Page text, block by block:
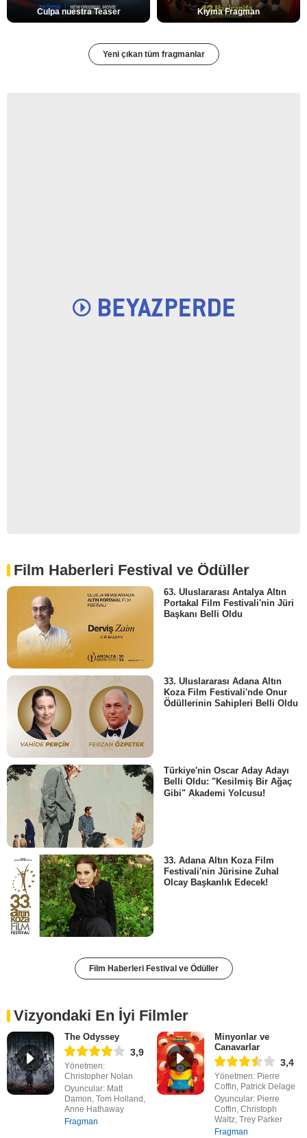
Culpa nuestra Teaser Kıyma Fragman
Yeni çıkan tüm fragmanlar
Film Haberleri Festival ve Ödüller
63. Uluslararası Antalya Altın
Portakal Film Festivali'nin Jüri
Başkanı Belli Oldu
33. Uluslararası Adana Altın
Koza Film Festivali'nde Onur
Ödüllerinin Sahipleri Belli Oldu
Türkiye'nin Oscar Aday Adayı
Belli Oldu: "Kesilmiş Bir Ağaç
Gibi" Akademi Yolcusu!
33. Adana Altın Koza Film
Festivali'nin Jürisine Zuhal
Olcay Başkanlık Edecek!
Film Haberleri Festival ve Ödüller
Vizyondaki En İyi Filmler
The Odyssey
3,9
Yönetmen:
Christopher Nolan
Oyuncular: Matt
Damon, Tom Holland,
Anne Hathaway
Fragman
Minyonlar ve
Canavarlar
3,4
Yönetmen: Pierre
Coffin, Patrick Delage
Oyuncular: Pierre
Coffin, Christoph
Waltz, Trey Parker
Fragman